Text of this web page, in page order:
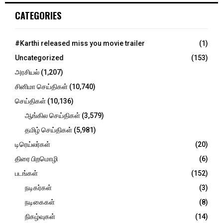
h
o
:
CATEGORIES
#Karthi released miss you movie trailer
(1)
Uncategorized
(153)
அரசியல் (1,207)
சினிமா செய்திகள் (10,740)
செய்திகள் (10,136)
ஆங்கில செய்திகள் (3,579)
தமிழ் செய்திகள் (5,981)
டிரெய்லர்கள்
(20)
திரை பிறமொழி
(6)
படங்கள்
(152)
நடிகர்கள்
(3)
நடிகைகள்
(8)
நிகழ்வுகள்
(14)